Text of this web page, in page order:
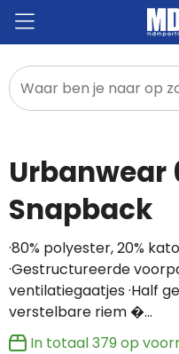
Relatiegeschenken
Promotietextiel
Sportkleding
Urbanwear
Snapback
·80% polyester, 20%
·Gestructureerde
ventilatiegaatjes ·Half
verstelbare riem �…
In totaal379op